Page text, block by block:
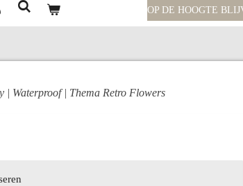
OP DE HOOGTE
| Waterproof | Thema Retro Flowers